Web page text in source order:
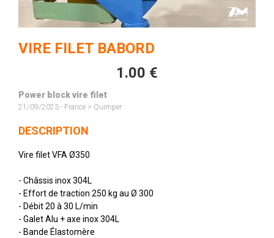
VIRE FILET BABORD
1.00 €
Power block vire filet
21/09/2023 - France > Quimper
DESCRIPTION
Vire filet VFA Ø350
- Châssis inox 304L
- Effort de traction 250 kg au Ø 300
- Débit 20 à 30 L/min
- Galet Alu + axe inox 304L
- Bande Élastomère